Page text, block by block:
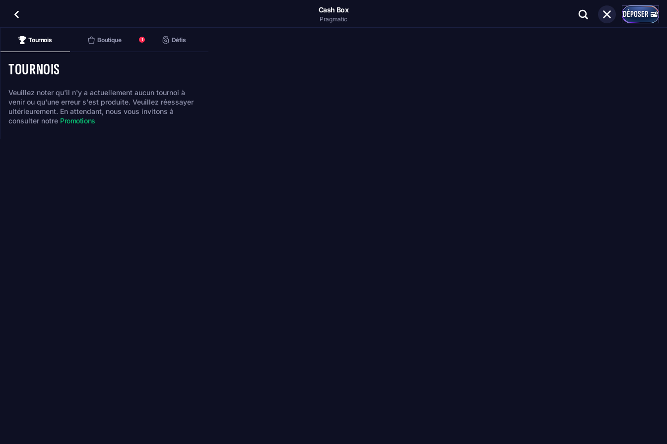
Cash Box
Pragmatic DÉPOSER
Tournois Boutique Défis
1
TOURNOIS
Veuillez noter qu'il n'y a actuellement aucun tournoi à
venir ou qu'une erreur s'est produite. Veuillez réessayer
ultérieurement. En attendant, nous vous invitons à
consulter notre Promotions